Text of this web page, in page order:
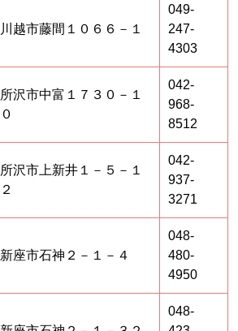
川越市藤間１０６６－１
049-
247-
4303
所沢市中富１７３０－１
０
042-
968-
8512
所沢市上新井１－５－１
２
042-
937-
3271
新座市石神２－１－４
048-
480-
4950
048-